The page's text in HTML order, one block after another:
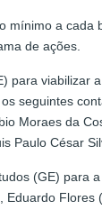
mínimo a cada
de ações.
para viabilizar
seguintes
Moraes da
Paulo César
(GE) para
Eduardo Flores